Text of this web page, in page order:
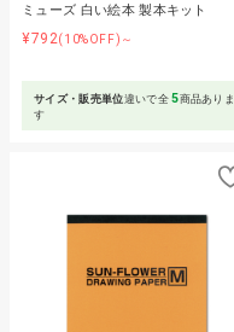
ミューズ 白い絵本 製本キット
¥792(10%OFF)～
サイズ・販売単位違いで全5商品ありま
す